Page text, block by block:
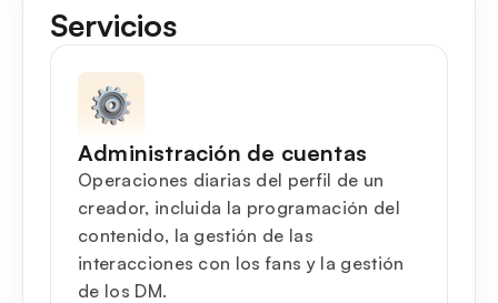
Servicios
Administración de cuentas
Operaciones diarias del perfil de un
creador, incluida la programación del
contenido, la gestión de las
interacciones con los fans y la gestión
de los DM.